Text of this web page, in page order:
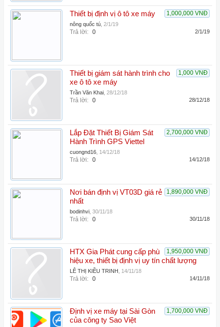
1,000,000 VNĐ
Thiết bị định vị ô tô xe máy
nông quốc tú 2/1/19
Trả lời: 0 2/1/19
1,000 VNĐ
Thiết bị giám sát hành trình cho
xe ô tô xe máy
Trần Văn Khai 28/12/18
Trả lời: 0 28/12/18
2,700,000 VNĐ
Lắp Đặt Thiết Bị Giám Sát
Hành Trình GPS Viettel
cuongnd16 14/12/18
Trả lời: 0 14/12/18
1,890,000 VNĐ
Nơi bán định vị VT03D giá rẻ
nhất
bodinhvi 30/11/18
Trả lời: 0 30/11/18
1,950,000 VNĐ
HTX Gia Phát cung cấp phù
hiệu xe, thiết bị định vị uy tín chất lượng
LÊ THỊ KIỀU TRINH 14/11/18
Trả lời: 0 14/11/18
1,700,000 VNĐ
Định vị xe máy tại Sài Gòn
của công ty Sao Việt